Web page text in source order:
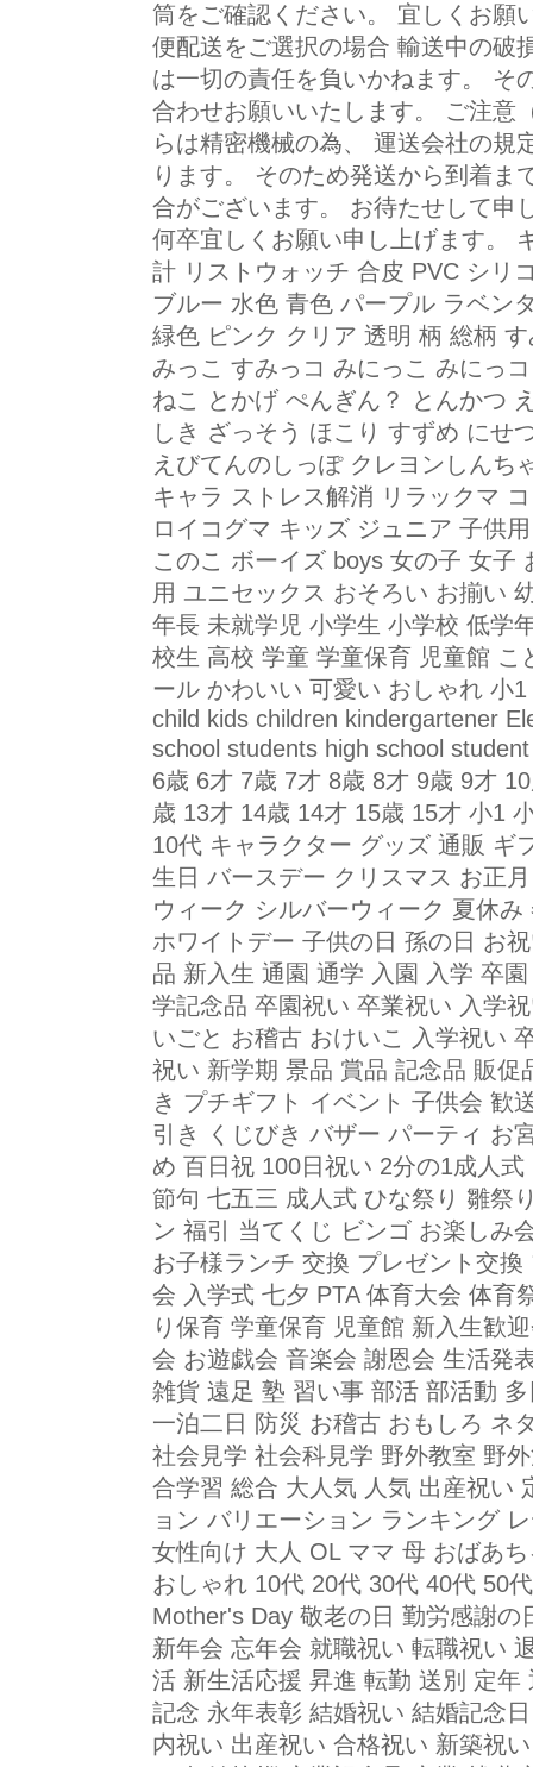
筒をご確認ください。 宜しくお
便配送をご選択の場合 輸送中の破
は一切の責任を負いかねます。 そ
合わせお願いいたします。 ご注意
らは精密機械の為、 運送会社の規
ります。 そのため発送から到着ま
合がございます。 お待たせして申
何卒宜しくお願い申し上げます。
計 リストウォッチ 合皮 PVC シリ
ブルー 水色 青色 パープル ラベン
緑色 ピンク クリア 透明 柄 総柄
みっこ すみっコ みにっこ みにっ
ねこ とかげ ぺんぎん？ とんかつ
しき ざっそう ほこり すずめ にせ
えびてんのしっぽ クレヨンしんち
キャラ ストレス解消 リラックマ
ロイコグマ キッズ ジュニア 子供
このこ ボーイズ boys 女の子 女子
用 ユニセックス おそろい お揃い
年長 未就学児 小学生 小学校 低学
校生 高校 学童 学童保育 児童館
ール かわいい 可愛い おしゃれ 小
child kids children kindergartener
school students high school
6歳 6才 7歳 7才 8歳 8才 9歳 9才
歳 13才 14歳 14才 15歳 15才 小1
10代 キャラクター グッズ 通販 ギ
生日 バースデー クリスマス お正
ウィーク シルバーウィーク 夏休
ホワイトデー 子供の日 孫の日 お
品 新入生 通園 通学 入園 入学 卒
学記念品 卒園祝い 卒業祝い 入学
いごと お稽古 おけいこ 入学祝い
祝い 新学期 景品 賞品 記念品 販
き プチギフト イベント 子供会 歓
引き くじびき バザー パーティ お
め 百日祝 100日祝い 2分の1成人
節句 七五三 成人式 ひな祭り 雛祭
ン 福引 当てくじ ビンゴ お楽しみ
お子様ランチ 交換 プレゼント交
会 入学式 七夕 PTA 体育大会 体育
り保育 学童保育 児童館 新入生歓
会 お遊戯会 音楽会 謝恩会 生活発
雑貨 遠足 塾 習い事 部活 部活動
一泊二日 防災 お稽古 おもしろ ネ
社会見学 社会科見学 野外教室 野
合学習 総合 大人気 人気 出産祝い
ョン バリエーション ランキング
女性向け 大人 OL ママ 母 おばあ
おしゃれ 10代 20代 30代 40代 50
Mother's Day 敬老の日 勤労感謝
新年会 忘年会 就職祝い 転職祝い
活 新生活応援 昇進 転勤 送別 定
記念 永年表彰 結婚祝い 結婚記念
内祝い 出産祝い 合格祝い 新築祝